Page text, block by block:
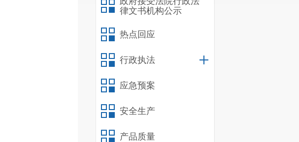
律文书机构公示
热点回应
行政执法
应急预案
安全生产
产品质量